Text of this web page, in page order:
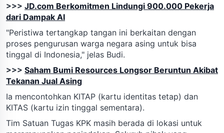
>>> JD.com Berkomitmen Lindungi 900.000 Pekerja
dari Dampak AI
"Peristiwa tertangkap tangan ini berkaitan dengan
proses pengurusan warga negara asing untuk bisa
tinggal di Indonesia," jelas Budi.
>>> Saham Bumi Resources Longsor Beruntun Akibat
Tekanan Jual Asing
Ia mencontohkan KITAP (kartu identitas tetap) dan
KITAS (kartu izin tinggal sementara).
Tim Satuan Tugas KPK masih berada di lokasi untuk